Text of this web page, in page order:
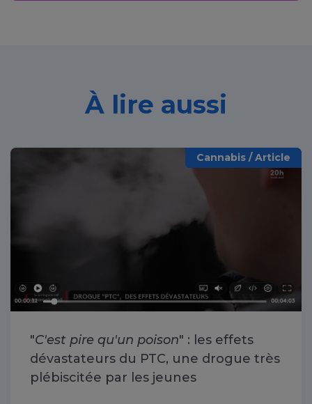
À lire aussi
Cannabis / Article
"C'est pire qu'un poison" : les effets
dévastateurs du PTC, une drogue très
plébiscitée par les jeunes